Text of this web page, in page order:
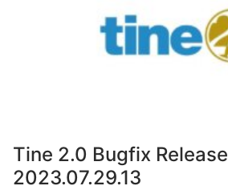
Tine 2.0 Bugfix Release
2023.07.29.13